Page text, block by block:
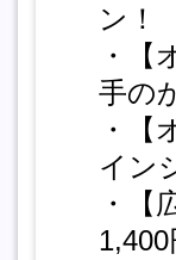
ン！
・
手の
・
イン
・
1,400